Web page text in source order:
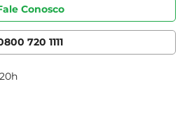
Conosco
720 1111